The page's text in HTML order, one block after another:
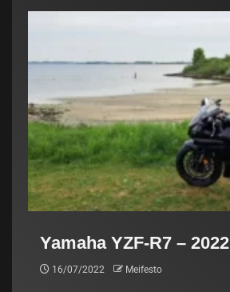
Yamaha YZF-R7 – 2022
16/07/2022 Meifesto